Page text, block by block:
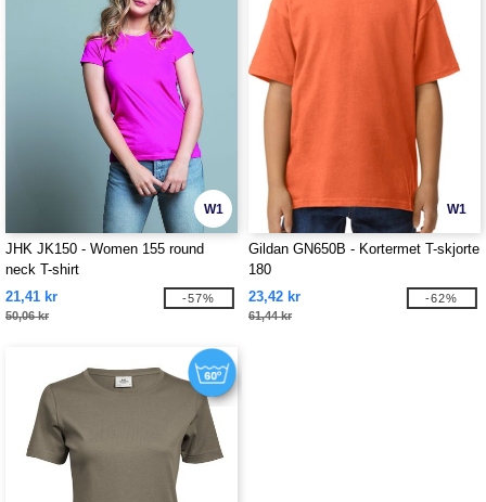
W1
JHK JK150 - Women 155 round
neck T-shirt
21,41 kr
50,06 kr
-57%
W1
Gildan GN650B - Kortermet T-skjorte
180
23,42 kr
61,44 kr
-62%